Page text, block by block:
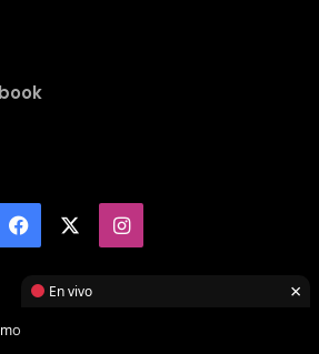
Facebook Instagram
TI 2026, All Rights Reserved
En vivo ×